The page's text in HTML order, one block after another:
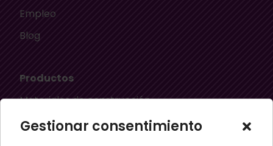
Gestionar consentimiento
Empleo
Blog
Productos
Materiales de construcción
Aislamiento térmico